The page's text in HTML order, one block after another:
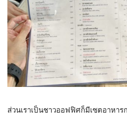
ส่วนเราเป็นชาวออฟฟิศก็มีเซตอาหาร